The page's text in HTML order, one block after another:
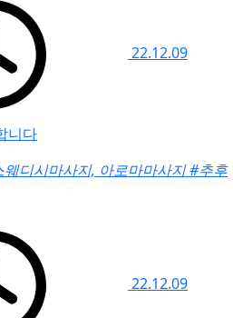
22.12.09
니다
디시마사지, 아로마마사지#추후
22.12.09